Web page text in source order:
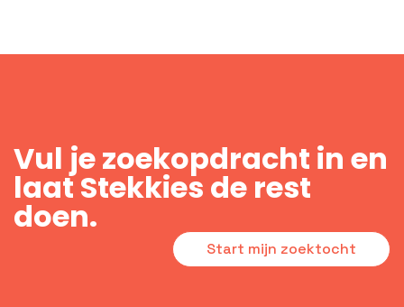
Vul je zoekopdracht in en
laat Stekkies de rest
doen.
Start mijn zoektocht